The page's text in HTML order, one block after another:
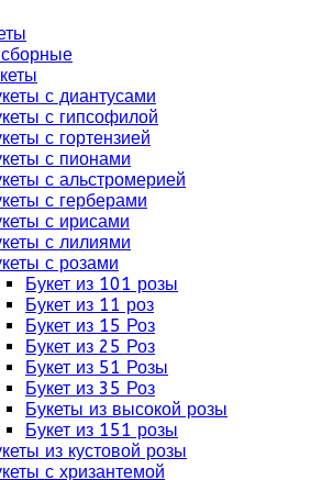
с диантусами
с гипсофилой
с гортензией
с пионами
с альстромерией
с герберами
с ирисами
с лилиями
с розами
Букет из 101 розы
Букет из 11 роз
Букет из 15 Роз
Букет из 25 Роз
Букет из 51 Розы
Букет из 35 Роз
Букеты из высокой розы
Букет из 151 розы
из кустовой розы
с хризантемой